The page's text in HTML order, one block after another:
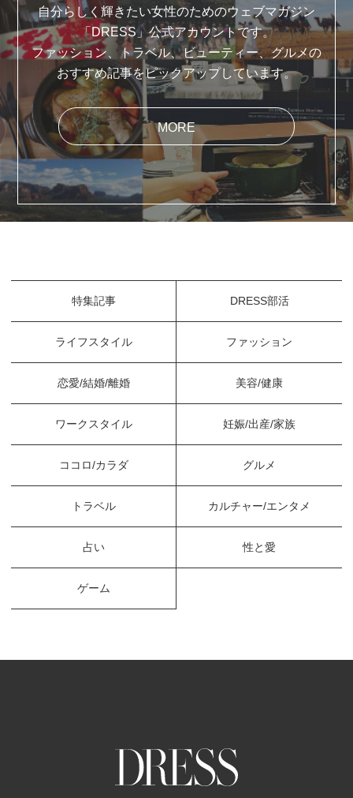
自分らしく輝きたい女性のためのウェブマガジン
「DRESS」公式アカウントです。
ファッション、トラベル、ビューティー、グルメの
おすすめ記事をピックアップしています。
MORE
特集記事 DRESS部活
ライフスタイル ファッション
恋愛/結婚/離婚 美容/健康
ワークスタイル 妊娠/出産/家族
ココロ/カラダ グルメ
トラベル カルチャー/エンタメ
占い 性と愛
ゲーム